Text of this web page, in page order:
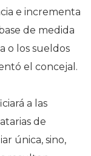
e incrementa
de medida
o los sueldos
el concejal.
a las
de
única, sino,